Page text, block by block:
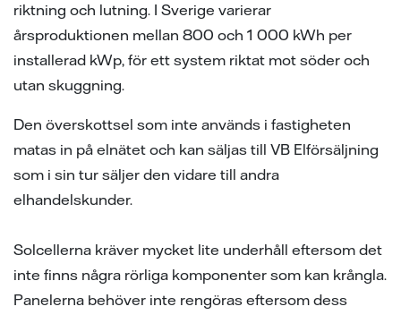
riktning och lutning. I Sverige varierar
årsproduktionen mellan 800 och 1 000 kWh per
installerad kWp, för ett system riktat mot söder och
utan skuggning.
Den överskottsel som inte används i fastigheten
matas in på elnätet och kan säljas till VB Elförsäljning
som i sin tur säljer den vidare till andra
elhandelskunder.
Solcellerna kräver mycket lite underhåll eftersom det
inte finns några rörliga komponenter som kan krångla.
Panelerna behöver inte rengöras eftersom dess